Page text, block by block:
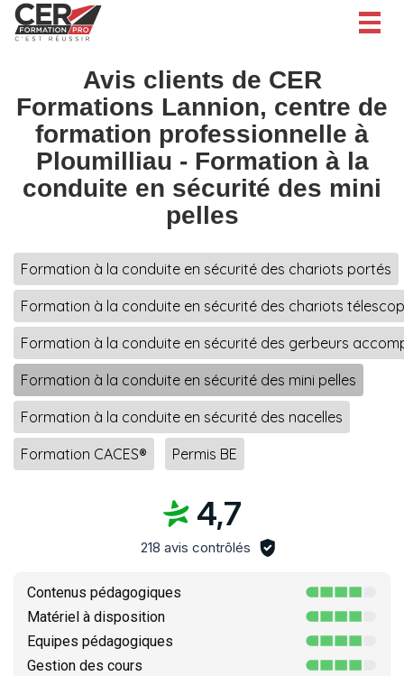
Avis clients de CER
Formations Lannion, centre de
formation professionnelle à
Ploumilliau - Formation à la
conduite en sécurité des mini
pelles
Formation à la conduite en sécurité des chariots portés
Formation à la conduite en sécurité des chariots
Formation à la conduite en sécurité des gerbeurs
Formation à la conduite en sécurité des mini pelles
Formation à la conduite en sécurité des nacelles
Formation CACES® Permis BE
4,7
218 avis contrôlés
Contenus pédagogiques
Matériel à disposition
Equipes pédagogiques
Gestion des cours